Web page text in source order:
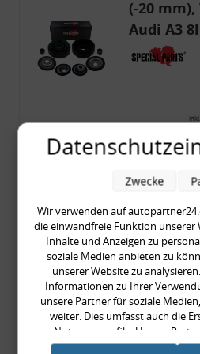
(-20 mm),
Audi A3
Merkzettel
Zum
Blinker,
Audi 80
OE-Nr.:
Wir verwenden auf
die einwandfreie Funktion unserer
Inhalte und Anzeigen zu
soziale Medien anbieten zu
unserer Website zu
Informationen zu Ihrer
unsere Partner für soziale
weiter. Dies umfasst auch die
Nutzungsprofile. Unsere
Products) führen diese
Zwecke